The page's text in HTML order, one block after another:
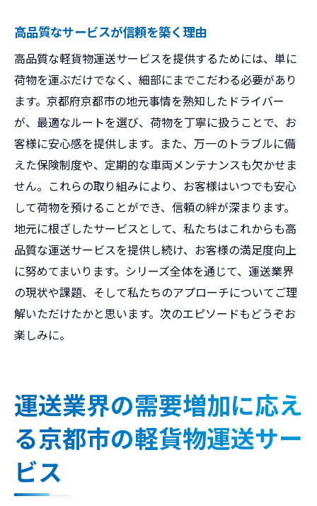
高品質なサービスが信頼を築く理由
高品質な軽貨物運送サービスを提供するためには、単に
荷物を運ぶだけでなく、細部にまでこだわる必要があり
ます。京都府京都市の地元事情を熟知したドライバー
が、最適なルートを選び、荷物を丁寧に扱うことで、お
客様に安心感を提供します。また、万一のトラブルに備
えた保険制度や、定期的な車両メンテナンスも欠かせま
せん。これらの取り組みにより、お客様はいつでも安心
して荷物を預けることができ、信頼の絆が深まります。
地元に根ざしたサービスとして、私たちはこれからも高
品質な運送サービスを提供し続け、お客様の満足度向上
に努めてまいります。シリーズ全体を通じて、運送業界
の現状や課題、そして私たちのアプローチについてご理
解いただけたかと思います。次のエピソードもどうぞお
楽しみに。
運送業界の需要増加に応え
る京都市の軽貨物運送サー
ビス